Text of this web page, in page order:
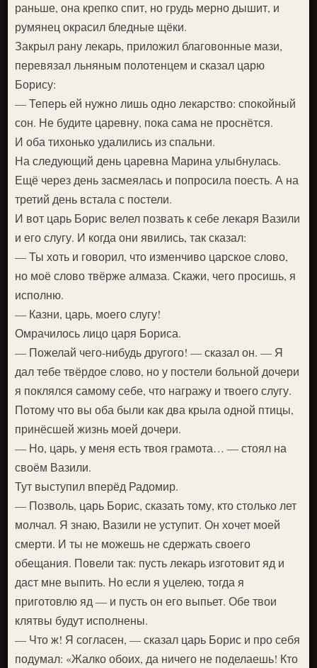
раньше, она крепко спит, но грудь мерно дышит, и
румянец окрасил бледные щёки.
Закрыл рану лекарь, приложил благовонные мази,
перевязал льняным полотенцем и сказал царю
Борису:
— Теперь ей нужно лишь одно лекарство: спокойный
сон. Не будите царевну, пока сама не проснётся.
И оба тихонько удалились из спальни.
На следующий день царевна Марина улыбнулась.
Ещё через день засмеялась и попросила поесть. А на
третий день встала с постели.
И вот царь Борис велел позвать к себе лекаря Вазили
и его слугу. И когда они явились, так сказал:
— Ты хоть и говорил, что изменчиво царское слово,
но моё слово твёрже алмаза. Скажи, чего просишь, я
исполню.
— Казни, царь, моего слугу!
Омрачилось лицо царя Бориса.
— Пожелай чего-нибудь другого! — сказал он. — Я
дал тебе твёрдое слово, но у постели больной дочери
я поклялся самому себе, что награжу и твоего слугу.
Потому что вы оба были как два крыла одной птицы,
принёсшей жизнь моей дочери.
— Но, царь, у меня есть твоя грамота… — стоял на
своём Вазили.
Тут выступил вперёд Радомир.
— Позволь, царь Борис, сказать тому, кто столько лет
молчал. Я знаю, Вазили не уступит. Он хочет моей
смерти. И ты не можешь не сдержать своего
обещания. Повели так: пусть лекарь изготовит яд и
даст мне выпить. Но если я уцелею, тогда я
приготовлю яд — и пусть он его выпьет. Обе твои
клятвы будут исполнены.
— Что ж! Я согласен, — сказал царь Борис и про себя
подумал: «Жалко обоих, да ничего не поделаешь! Кто